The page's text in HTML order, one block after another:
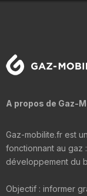
A propos de Gaz-
Gaz-mobilite.fr est
fonctionnant au gaz
développement du
Objectif : informer